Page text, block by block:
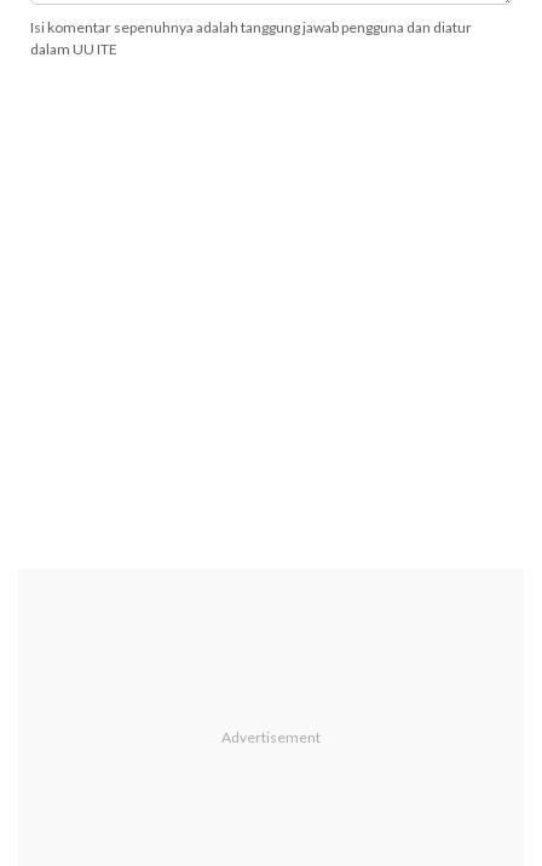
Isi komentar sepenuhnya adalah tanggung jawab pengguna dan diatur
dalam UU ITE